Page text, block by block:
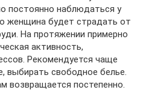
постоянно наблюдаться у
женщина будет страдать от
На протяжении примерно
активность,
Рекомендуется чаще
выбирать свободное белье.
возвращается постепенно.